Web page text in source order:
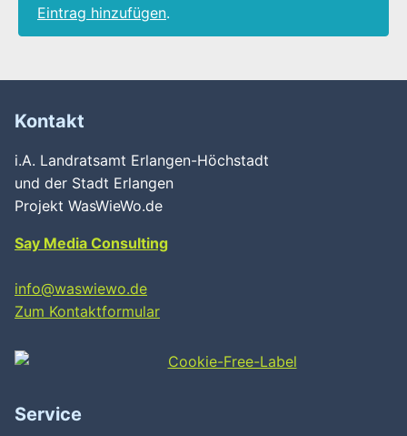
Eintrag hinzufügen.
Kontakt
i.A. Landratsamt Erlangen-Höchstadt
und der Stadt Erlangen
Projekt WasWieWo.de
Say Media Consulting
info@waswiewo.de
Zum Kontaktformular
Service